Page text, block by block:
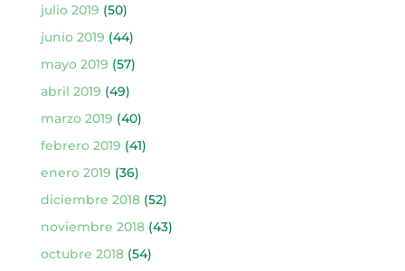
julio 2019 (50)
junio 2019 (44)
mayo 2019 (57)
abril 2019 (49)
marzo 2019 (40)
febrero 2019 (41)
enero 2019 (36)
diciembre 2018(52)
noviembre 2018(43)
octubre 2018(54)